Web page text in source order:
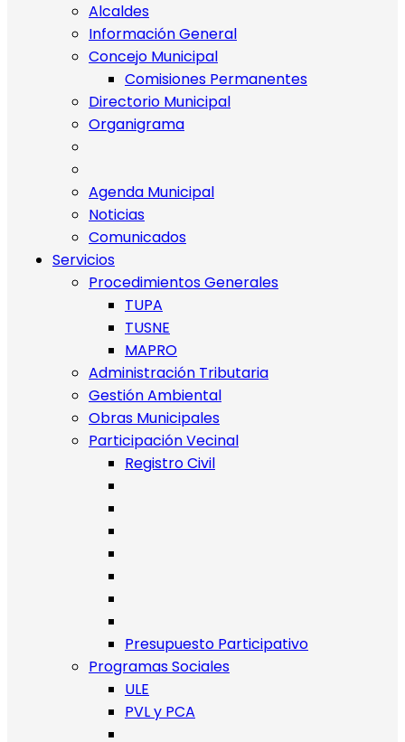
Alcaldes
Información General
Concejo Municipal
Comisiones Permanentes
Directorio Municipal
Organigrama
Agenda Municipal
Noticias
Comunicados
Servicios
Procedimientos Generales
TUPA
TUSNE
MAPRO
Administración Tributaria
Gestión Ambiental
Obras Municipales
Participación Vecinal
Registro Civil
Presupuesto Participativo
Programas Sociales
ULE
PVL y PCA